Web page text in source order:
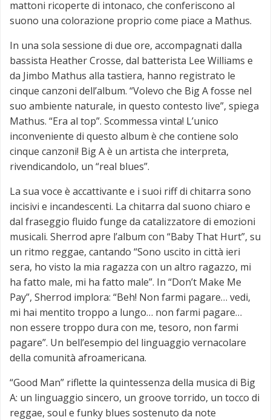
mattoni ricoperte di intonaco, che conferiscono al
suono una colorazione proprio come piace a Mathus.
In una sola sessione di due ore, accompagnati dalla
bassista Heather Crosse, dal batterista Lee Williams e
da Jimbo Mathus alla tastiera, hanno registrato le
cinque canzoni dell’album. “Volevo che Big A fosse nel
suo ambiente naturale, in questo contesto live”, spiega
Mathus. “Era al top”. Scommessa vinta! L’unico
inconveniente di questo album è che contiene solo
cinque canzoni! Big A è un artista che interpreta,
rivendicandolo, un “real blues”.
La sua voce è accattivante e i suoi riff di chitarra sono
incisivi e incandescenti. La chitarra dal suono chiaro e
dal fraseggio fluido funge da catalizzatore di emozioni
musicali. Sherrod apre l’album con “Baby That Hurt”, su
un ritmo reggae, cantando “Sono uscito in città ieri
sera, ho visto la mia ragazza con un altro ragazzo, mi
ha fatto male, mi ha fatto male”. In “Don’t Make Me
Pay”, Sherrod implora: “Beh! Non farmi pagare… vedi,
mi hai mentito troppo a lungo… non farmi pagare…
non essere troppo dura con me, tesoro, non farmi
pagare”. Un bell’esempio del linguaggio vernacolare
della comunità afroamericana.
“Good Man” riflette la quintessenza della musica di Big
A: un linguaggio sincero, un groove torrido, un tocco di
reggae, soul e funky blues sostenuto da note